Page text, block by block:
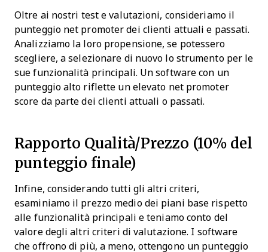
Oltre ai nostri test e valutazioni, consideriamo il
punteggio net promoter dei clienti attuali e passati.
Analizziamo la loro propensione, se potessero
scegliere, a selezionare di nuovo lo strumento per le
sue funzionalità principali. Un software con un
punteggio alto riflette un elevato net promoter
score da parte dei clienti attuali o passati.
Rapporto Qualità/Prezzo (10% del
punteggio finale)
Infine, considerando tutti gli altri criteri,
esaminiamo il prezzo medio dei piani base rispetto
alle funzionalità principali e teniamo conto del
valore degli altri criteri di valutazione. I software
che offrono di più, a meno, ottengono un punteggio